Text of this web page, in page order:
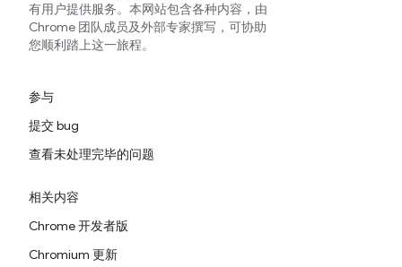
有用户提供服务。本网站包含各种内容，由
Chrome 团队成员及外部专家撰写，可协助
您顺利踏上这一旅程。
参与
提交 bug
查看未处理完毕的问题
相关内容
Chrome 开发者版
Chromium 更新